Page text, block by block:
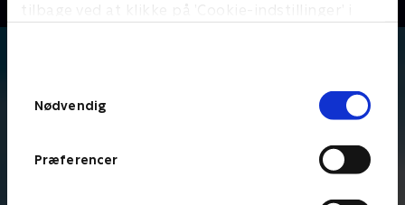
tilbage ved at klikke på ’Cookie-indstillinger’ i
Nødvendig
Præferencer